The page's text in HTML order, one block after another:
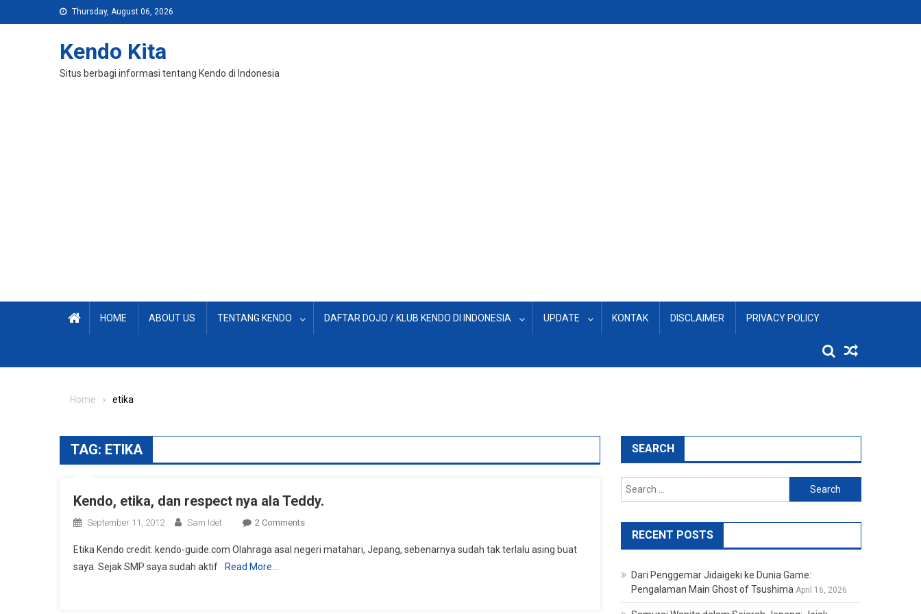
to
Thursday, August 06, 2026
Kendo Kita
Situs berbagi informasi tentang Kendo di Indonesia
HOME ABOUT US TENTANG KENDO DAFTAR DOJO / KLUB KENDO DI INDONESIA UPDATE KONTAK DISCLAIMER PRIVACY POLICY
Home etika
TAG: ETIKA
Kendo, etika, dan respect nya ala Teddy.
September 11, 2012 Sam Idet 2 CommentsOn
Etika,
Etika Kendo credit: kendo-guide.com Olahraga asal negeri matahari, Jepang, sebenarnya sudah tak terlalu asing buat
saya. Sejak SMP saya sudah aktif
Read More…
SEARCH
Search
for:
RECENT POSTS
Dari Penggemar Jidaigeki ke Dunia Game:
Pengalaman Main Ghost of Tsushima April 16, 2026